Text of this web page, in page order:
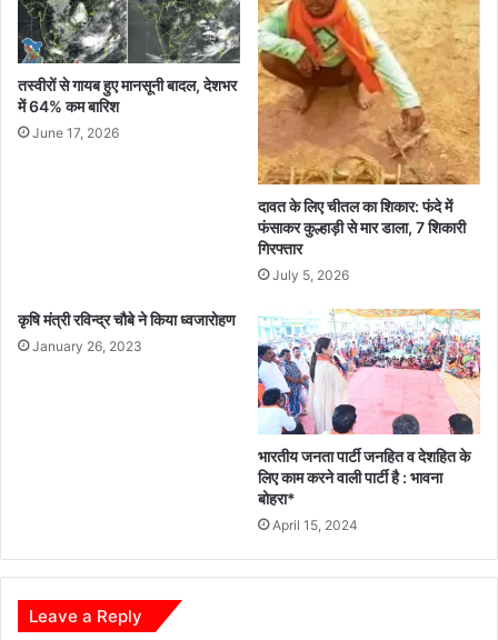
तस्वीरों से गायब हुए मानसूनी बादल, देशभर
में 64% कम बारिश
June 17, 2026
दावत के लिए चीतल का शिकार: फंदे में
फंसाकर कुल्हाड़ी से मार डाला, 7 शिकारी
गिरफ्तार
July 5, 2026
कृषि मंत्री रविन्द्र चौबे ने किया ध्वजारोहण
January 26, 2023
भारतीय जनता पार्टी जनहित व देशहित के
लिए काम करने वाली पार्टी है : भावना
बोहरा*
April 15, 2024
Leave a Reply